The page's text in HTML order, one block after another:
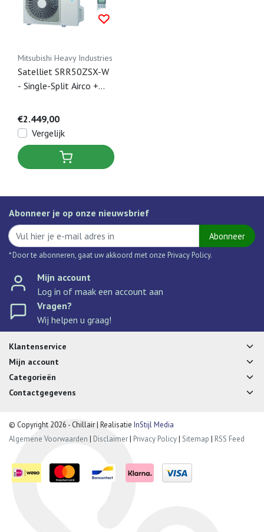
Mitsubishi Heavy Industries
Satelliet SRR50ZSX-W
- Single-Split Airco +
bediening - 5 kW
€2.449,00
Vergelijk
Abonneer je op onze nieuwsbrief
Abonneer
* Door te abonneren, gaat uw akkoord met onze Privacy Policy.
Mijn account
Log in of maak een account aan
Vragen?
Wij helpen u graag!
Klantenservice
Mijn account
Categorieën
Contactgegevens
© Copyright 2026 - Chillair | Realisatie InStijl Media
Algemene Voorwaarden | Disclaimer| Privacy Policy| Sitemap | RSS Feed